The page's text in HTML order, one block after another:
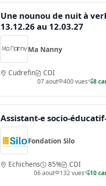
Une nounou de nuit à
13.12.26 au 12.03.27
Ma Nanny
Cudrefin CDI
07 aout 400 vues 8
Assistant-e socio-
Fondation Silo
Echichens 85% CDI
06 aout 132 vues 10